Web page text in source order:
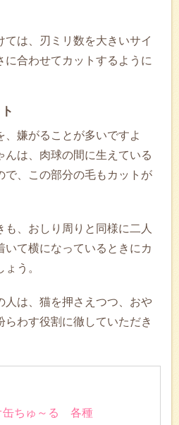
ては、刃ミリ数を大きいサイ
に合わせてカットするように
嫌がることが多いですよ
んは、肉球の間に生えている
で、この部分の毛もカットが
、おしり周りと同様に二人
いて横になっているときにカ
う。
人は、猫を押さえつつ、おや
わす役割に徹していただき
缶ちゅ～る 各種